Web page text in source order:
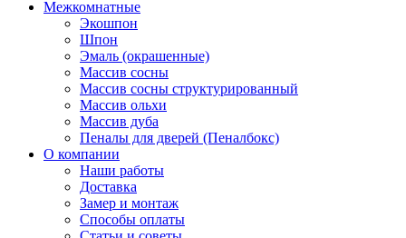
Межкомнатные
Экошпон
Шпон
Эмаль (окрашенные)
Массив сосны
Массив сосны структурированный
Массив ольхи
Массив дуба
Пеналы для дверей (Пеналбокс)
О компании
Наши работы
Доставка
Замер и монтаж
Способы оплаты